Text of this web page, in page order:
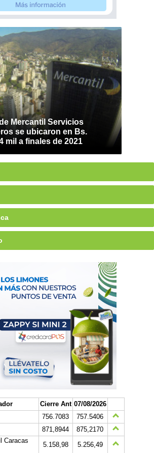
Mercantil Servicios
se ubicaron en Bs.
mil a finales de 2021
Cierre Ant 07/08/2026
756.7083
757.5406
871,8944
875,2170
Caracas
5.158,98
5.256,49